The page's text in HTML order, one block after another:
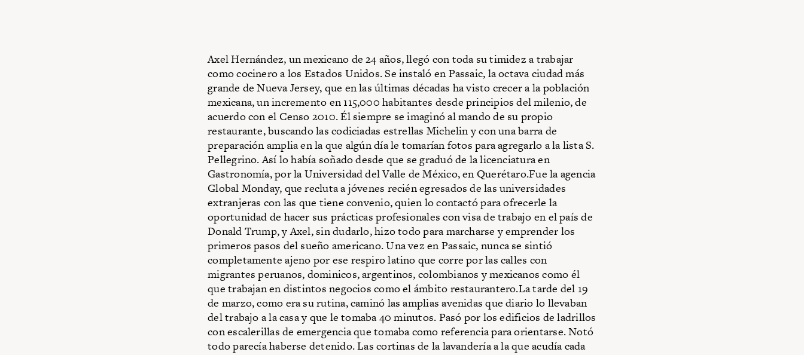
Axel Hernández, un mexicano de 24 años, llegó con toda su timidez a trabajar
como cocinero a los Estados Unidos. Se instaló en Passaic, la octava ciudad más
grande de Nueva Jersey, que en las últimas décadas ha visto crecer a la población
mexicana, un incremento en 115,000 habitantes desde principios del milenio, de
acuerdo con el Censo 2010. Él siempre se imaginó al mando de su propio
restaurante, buscando las codiciadas estrellas Michelin y con una barra de
preparación amplia en la que algún día le tomarían fotos para agregarlo a la lista S.
Pellegrino. Así lo había soñado desde que se graduó de la licenciatura en
Gastronomía, por la Universidad del Valle de México, en Querétaro.Fue la agencia
Global Monday, que recluta a jóvenes recién egresados de las universidades
extranjeras con las que tiene convenio, quien lo contactó para ofrecerle la
oportunidad de hacer sus prácticas profesionales con visa de trabajo en el país de
Donald Trump, y Axel, sin dudarlo, hizo todo para marcharse y emprender los
primeros pasos del sueño americano. Una vez en Passaic, nunca se sintió
completamente ajeno por ese respiro latino que corre por las calles con
migrantes peruanos, dominicos, argentinos, colombianos y mexicanos como él
que trabajan en distintos negocios como el ámbito restaurantero.La tarde del 19
de marzo, como era su rutina, caminó las amplias avenidas que diario lo llevaban
del trabajo a la casa y que le tomaba 40 minutos. Pasó por los edificios de ladrillos
con escalerillas de emergencia que tomaba como referencia para orientarse. Notó
todo parecía haberse detenido. Las cortinas de la lavandería a la que acudía cada